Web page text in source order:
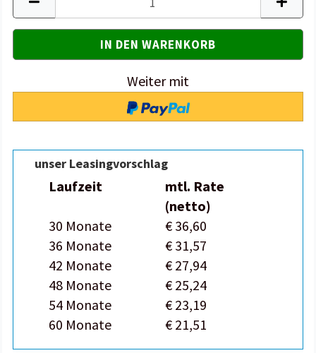
Weiter mit
unser Leasingvorschlag
Laufzeit
mtl. Rate
(netto)
30 Monate
€ 36,60
36 Monate
€ 31,57
42 Monate
€ 27,94
48 Monate
€ 25,24
54 Monate
€ 23,19
60 Monate
€ 21,51